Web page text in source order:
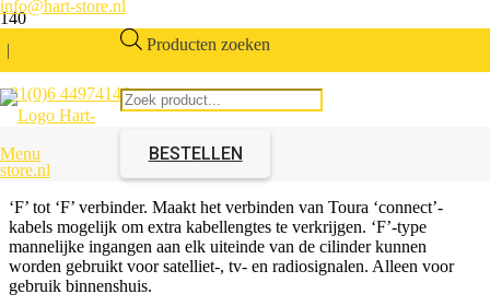
info@hart-store.nl
|
+31(0)6 44974146
Producten zoeken
BESTELLEN
Menu
Verbinder F naar F
Artikelnummer:
‘F’ tot ‘F’ verbinder. Maakt het verbinden van Toura ‘connect’-
kabels mogelijk om extra kabellengtes te verkrijgen. ‘F’-type
mannelijke ingangen aan elk uiteinde van de cilinder kunnen
worden gebruikt voor satelliet-, tv- en radiosignalen. Alleen voor
gebruik binnenshuis.